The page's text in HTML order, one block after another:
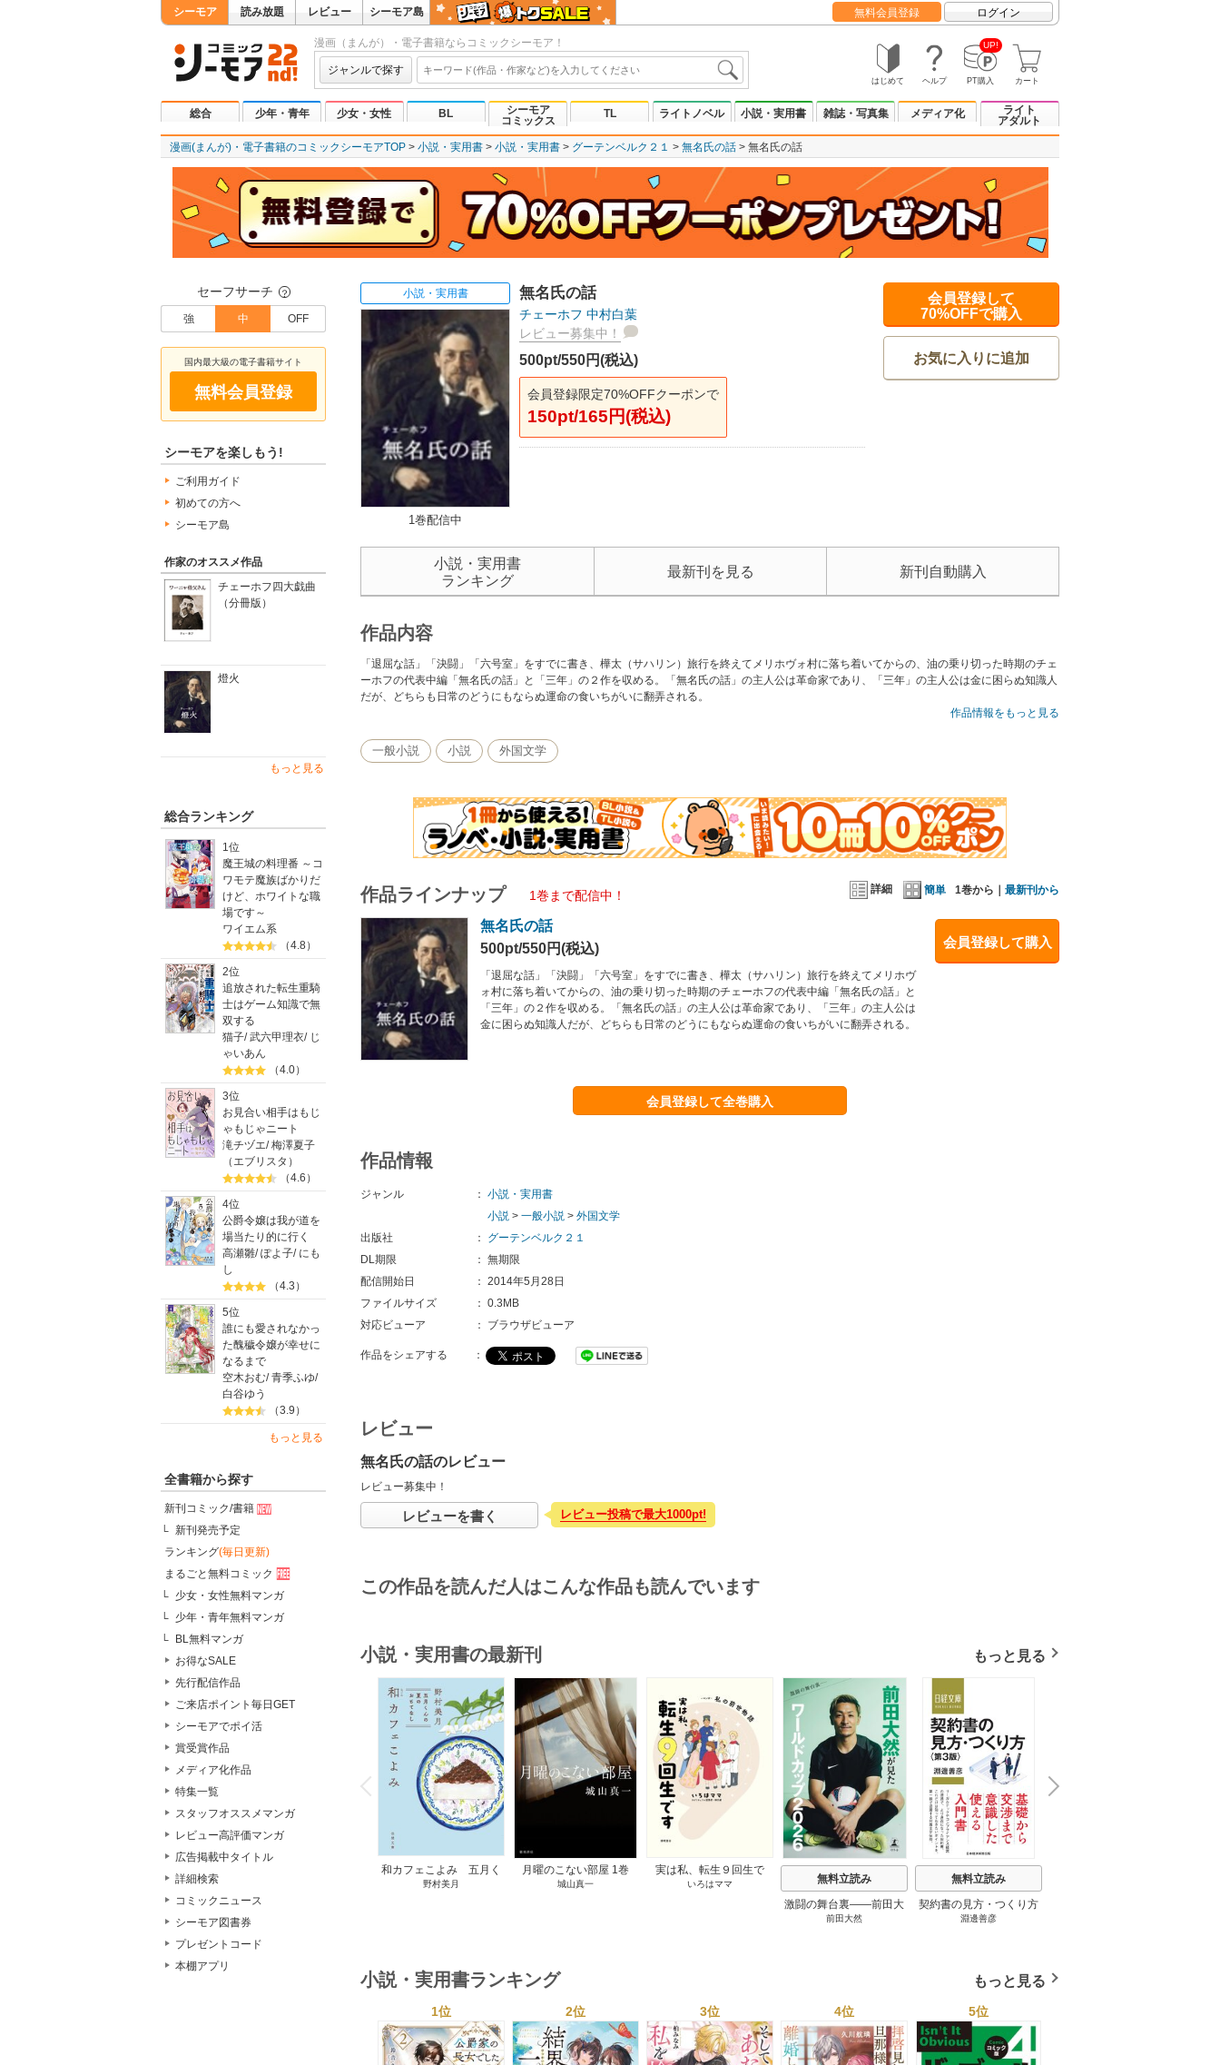
シーモア 読み放題 レビュー シーモア島 無料会員登録 ログイン
漫画（まんが）・電子書籍ならコミックシーモア！
ジャンルで探す
はじめて ヘルプ
UP!
PT購入 カート
総合 少年・青年 少女・女性 BL
シーモア
コミックス
TL ライトノベル 小説・実用書 雑誌・写真集 メディア化
ライト
アダルト
漫画(まんが)・電子書籍のコミックシーモアTOP 小説・実用書 小説・実用書 グーテンベルク２１ 無名氏の話 無名氏の話
セーフサーチ ？
強 中 OFF
国内最大級の電子書籍サイト
無料会員登録
シーモアを楽しもう!
ご利用ガイド
初めての方へ
シーモア島
作家のオススメ作品
チェーホフ四大戯曲
（分冊版）
燈火
もっと見る
総合ランキング
1位
魔王城の料理番 ～コ
ワモテ魔族ばかりだ
けど、ホワイトな職
場です～
ワイエム系
（4.8）
2位
追放された転生重騎
士はゲーム知識で無
双する
猫子/武六甲理衣/ じ
ゃいあん
（4.0）
3位
お見合い相手はもじ
ゃもじゃニート
滝チヅエ/梅澤夏子
（エブリスタ）
（4.6）
4位
公爵令嬢は我が道を
場当たり的に行く
高瀬雛/ぽよ子/ にも
し
（4.3）
5位
誰にも愛されなかっ
た醜穢令嬢が幸せに
なるまで
空木おむ/青季ふゆ/
白谷ゆう
（3.9）
もっと見る
全書籍から探す
新刊コミック/書籍
新刊発売予定
ランキング(毎日更新)
まるごと無料コミック
少女・女性無料マンガ
少年・青年無料マンガ
BL無料マンガ
お得なSALE
先行配信作品
ご来店ポイント毎日GET
シーモアでポイ活
賞受賞作品
メディア化作品
特集一覧
スタッフオススメマンガ
レビュー高評価マンガ
広告掲載中タイトル
詳細検索
コミックニュース
シーモア図書券
プレゼントコード
本棚アプリ
小説・実用書
1巻配信中
無名氏の話
チェーホフ 中村白葉
レビュー募集中！
500pt/550円(税込)
会員登録限定70%OFFクーポンで
150pt/165円(税込)
会員登録して
70%OFFで購入
お気に入りに追加
小説・実用書
ランキング
最新刊を見る 新刊自動購入
作品内容
「退屈な話」「決闘」「六号室」をすでに書き、樺太（サハリン）旅行を終えてメリホヴォ村に落ち着いてからの、油の乗り切った時期のチェ
ーホフの代表中編「無名氏の話」と「三年」の２作を収める。「無名氏の話」の主人公は革命家であり、「三年」の主人公は金に困らぬ知識人
だが、どちらも日常のどうにもならぬ運命の食いちがいに翻弄される。
作品情報をもっと見る
一般小説 小説 外国文学
詳細 簡単 1巻から｜ 最新刊から
作品ラインナップ 1巻まで配信中！
会員登録して購入
無名氏の話
500pt/550円(税込)
「退屈な話」「決闘」「六号室」をすでに書き、樺太（サハリン）旅行を終えてメリホヴ
ォ村に落ち着いてからの、油の乗り切った時期のチェーホフの代表中編「無名氏の話」と
「三年」の２作を収める。「無名氏の話」の主人公は革命家であり、「三年」の主人公は
金に困らぬ知識人だが、どちらも日常のどうにもならぬ運命の食いちがいに翻弄される。
会員登録して全巻購入
作品情報
ジャンル ： 小説・実用書
小説 > 一般小説 > 外国文学
出版社
：
グーテンベルク２１
DL期限
： 無期限
配信開始日
： 2014年5月28日
ファイルサイズ
： 0.3MB
対応ビューア
： ブラウザビューア
作品をシェアする ：
レビュー
無名氏の話のレビュー
レビュー募集中！
レビューを書く レビュー投稿で最大1000pt!
この作品を読んだ人はこんな作品も読んでいます
小説・実用書の最新刊 もっと見る
P
r
e
v
i
o
u
和カフェこよみ 五月く
んの夏のおもてなし 1巻
野村美月
月曜のこない部屋 1巻
城山真一
実は私、転生９回生で
す マンガ 私の前世物
いろはママ
無料立読み
激闘の舞台裏――前田大
然が見たワールドカップ
前田大然
無料立読み
契約書の見方・つくり方
＜第３版＞ 1巻
淵邊善彦
N
e
x
t
小説・実用書ランキング もっと見る
1位 2位 3位 4位 5位